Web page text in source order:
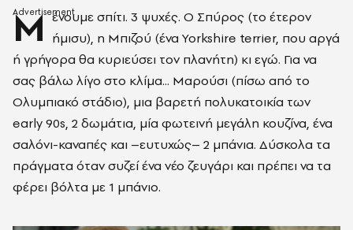
Μ ένουμε σπίτι. 3 ψυχές. Ο Σπύρος (το έτερον
ήμισυ), η Μπιζού (ένα Yorkshire terrier, που αργά
ή γρήγορα θα κυριεύσει τον πλανήτη) κι εγώ. Για να
σας βάλω λίγο στο κλίμα... Μαρούσι (πίσω από το
Ολυμπιακό στάδιο), μια βαρετή πολυκατοικία των
early 90s, 2 δωμάτια, μία φωτεινή μεγάλη κουζίνα, ένα
σαλόνι-καναπές και –ευτυχώς– 2 μπάνια. Δύσκολα τα
πράγματα όταν συζεί ένα νέο ζευγάρι και πρέπει να τα
φέρει βόλτα με 1 μπάνιο.